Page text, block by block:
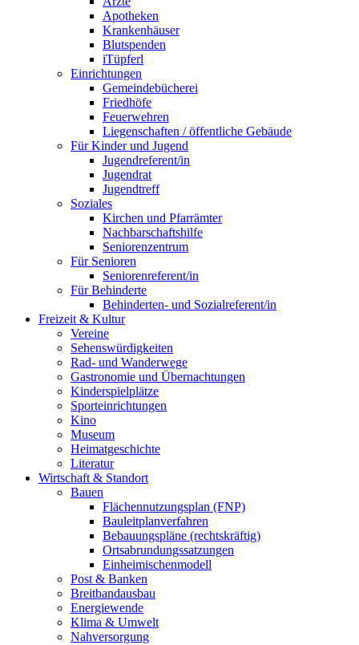
Apotheken
Krankenhäuser
Blutspenden
iTüpferl
Einrichtungen
Gemeindebücherei
Friedhöfe
Feuerwehren
Liegenschaften / öffentliche Gebäude
Für Kinder und Jugend
Jugendreferent/in
Jugendrat
Jugendtreff
Soziales
Kirchen und Pfarrämter
Nachbarschaftshilfe
Seniorenzentrum
Für Senioren
Seniorenreferent/in
Für Behinderte
Behinderten- und Sozialreferent/in
Freizeit & Kultur
Vereine
Sehenswürdigkeiten
Rad- und Wanderwege
Gastronomie und Übernachtungen
Kinderspielplätze
Sporteinrichtungen
Kino
Museum
Heimatgeschichte
Literatur
Wirtschaft & Standort
Bauen
Flächennutzungsplan (FNP)
Bauleitplanverfahren
Bebauungspläne (rechtskräftig)
Ortsabrundungssatzungen
Einheimischenmodell
Post & Banken
Breitbandausbau
Energiewende
Klima & Umwelt
Nahversorgung